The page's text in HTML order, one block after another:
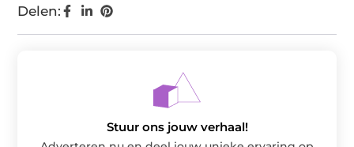
Delen:
Stuur ons jouw verhaal!